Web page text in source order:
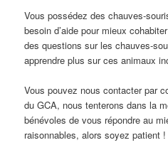
Vous possédez des chauves-
besoin d’aide pour mieux
des questions sur les chauves-
apprendre plus sur ces animaux
Vous pouvez nous contacter par
du GCA, nous tenterons dans la
bénévoles de vous répondre au
raisonnables, alors soyez patient !